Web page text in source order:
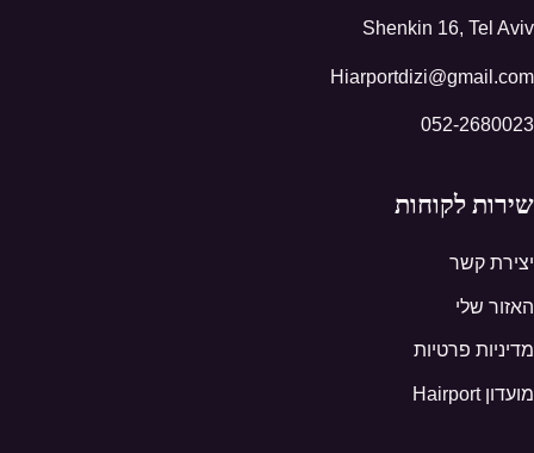
Shenkin 16, Tel Aviv
Hiarportdizi@gmail.com
052-2680023
שירות לקוחות
יצירת קשר
האזור שלי
מדיניות פרטיות
מועדון Hairport